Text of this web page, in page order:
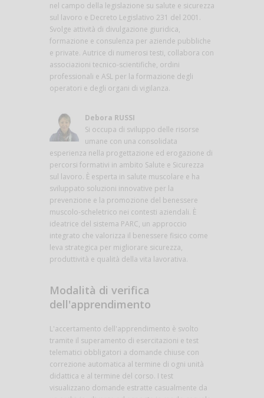
nel campo della legislazione su salute e sicurezza
sul lavoro e Decreto Legislativo 231 del 2001.
Svolge attività di divulgazione giuridica,
formazione e consulenza per aziende pubbliche
e private. Autrice di numerosi testi, collabora con
associazioni tecnico-scientifiche, ordini
professionali e ASL per la formazione degli
operatori e degli organi di vigilanza.
Debora RUSSI
Si occupa di sviluppo delle risorse
umane con una consolidata
esperienza nella progettazione ed erogazione di
percorsi formativi in ambito Salute e Sicurezza
sul lavoro. È esperta in salute muscolare e ha
sviluppato soluzioni innovative per la
prevenzione e la promozione del benessere
muscolo-scheletrico nei contesti aziendali. È
ideatrice del sistema PARC, un approccio
integrato che valorizza il benessere fisico come
leva strategica per migliorare sicurezza,
produttività e qualità della vita lavorativa.
Modalità di verifica
dell'apprendimento
L'accertamento dell'apprendimento è svolto
tramite il superamento di esercitazioni e test
telematici obbligatori a domande chiuse con
correzione automatica al termine di ogni unità
didattica e al termine del corso. I test
visualizzano domande estratte casualmente da